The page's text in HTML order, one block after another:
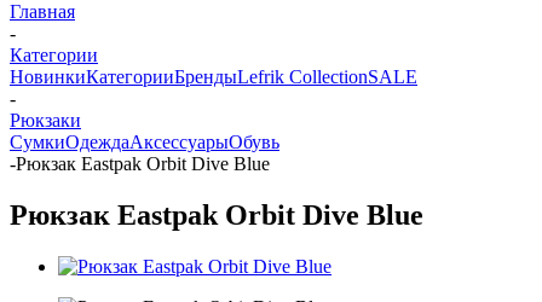
Главная
-
Категории
НовинкиКатегорииБрендыLefrik CollectionSALE
-
Рюкзаки
СумкиОдеждаАксессуарыОбувь
-Рюкзак Eastpak Orbit Dive Blue
Рюкзак Eastpak Orbit Dive Blue